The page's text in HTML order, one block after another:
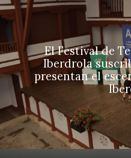
El Festival de
Iberdrola
presentan el